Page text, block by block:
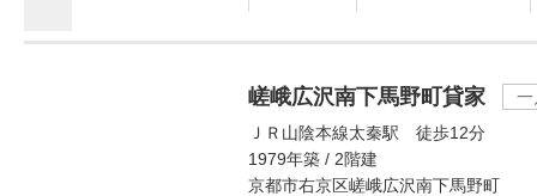
嵯峨広沢南下馬野町貸家
一
ＪＲ山陰本線太秦駅 徒歩12分
1979年築 / 2階建
京都市右京区嵯峨広沢南下馬野町